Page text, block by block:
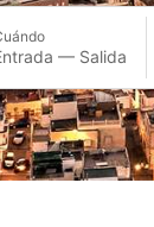
— Salida